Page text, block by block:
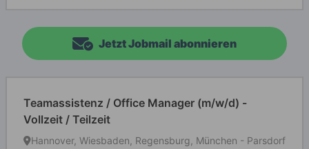
Jetzt Jobmail abonnieren
Teamassistenz / Office Manager (m/w/d) -
Vollzeit / Teilzeit
Hannover, Wiesbaden, Regensburg, München - Parsdorf